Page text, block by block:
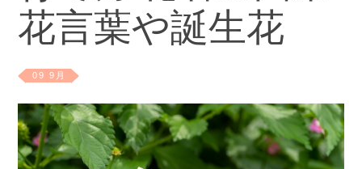
花言葉や誕生花
09 9月